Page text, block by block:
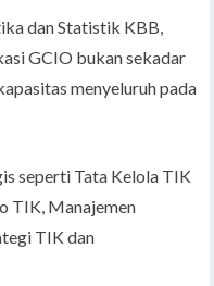
dan Statistik KBB,
GCIO bukan sekadar
menyeluruh pada
seperti Tata Kelola TIK
TIK, Manajemen
TIK dan